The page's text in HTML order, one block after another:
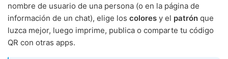
nombre de usuario de una persona (o en la página de
información de un chat), elige los colores y el patrón que
luzca mejor, luego imprime, publica o comparte tu código
QR con otras apps.